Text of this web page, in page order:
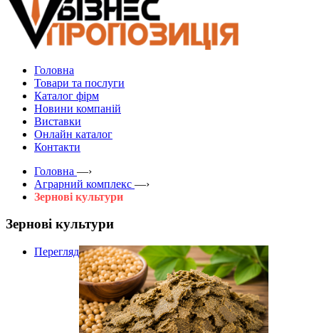
Головна
Товари та послуги
Каталог фірм
Новини компаній
Виставки
Онлайн каталог
Контакти
Головна —›
Аграрний комплекс —›
Зернові культури
Зернові культури
Перегляд